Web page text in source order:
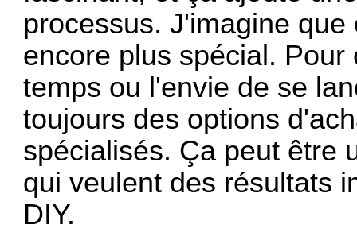
processus. J'imagine
encore plus spécial.
temps ou l'envie de se
toujours des options
spécialisés. Ça peut être
qui veulent des résultats
DIY.